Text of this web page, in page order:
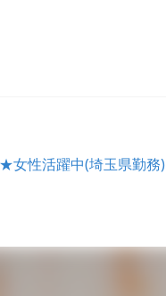
女性活躍中(埼玉県勤務)